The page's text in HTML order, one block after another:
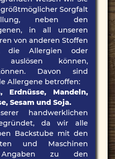
Sorgfalt
neben den
in all unseren
von anderen Stoffen
die Allergien oder
auslösen können,
Davon sind
Allergene betroffen:
Erdnüsse, Mandeln,
Sesam und Soja.
handwerklichen
da wir alle
Backstube mit den
und Maschinen
zu den